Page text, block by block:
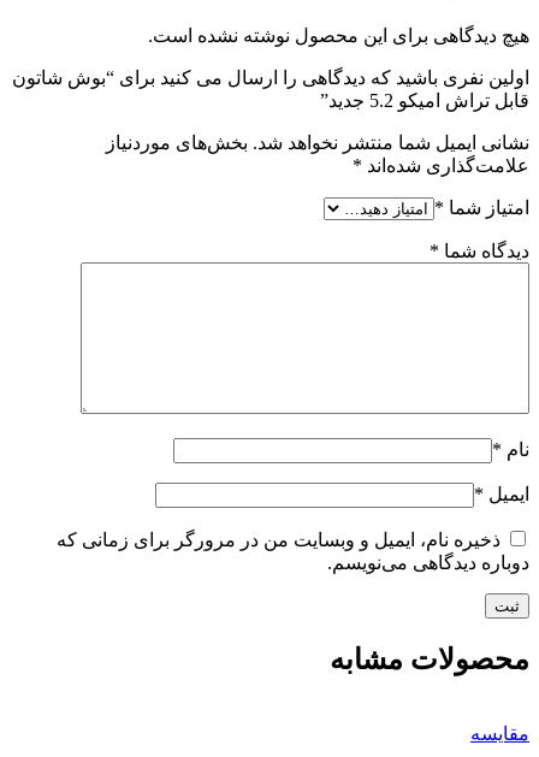
هیچ دیدگاهی برای این محصول نوشته نشده است.
اولین نفری باشید که دیدگاهی را ارسال می کنید برای “بوش شاتون
قابل تراش امیکو 5.2 جدید”
نشانی ایمیل شما منتشر نخواهد شد. بخش‌های موردنیاز
علامت‌گذاری شده‌اند *
امتیاز شما *
دیدگاه شما *
نام *
ایمیل *
ذخیره نام، ایمیل و وبسایت من در مرورگر برای زمانی که
دوباره دیدگاهی می‌نویسم.
محصولات مشابه
مقایسه